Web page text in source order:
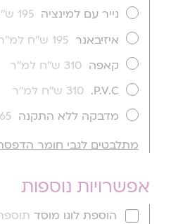
נייר עם למינציה 195 ש''ח למ''ר
איזיבאנר 195 ש''ח למ''ר
קאפה 310 ש''ח למ''ר
P.V.C.
310 ש''ח למ''ר
מדבקה ללא התקנה 165
מתלבטים לגבי חומר
אפשרויות נוספות
הוספת לוגו מוסד תוספת